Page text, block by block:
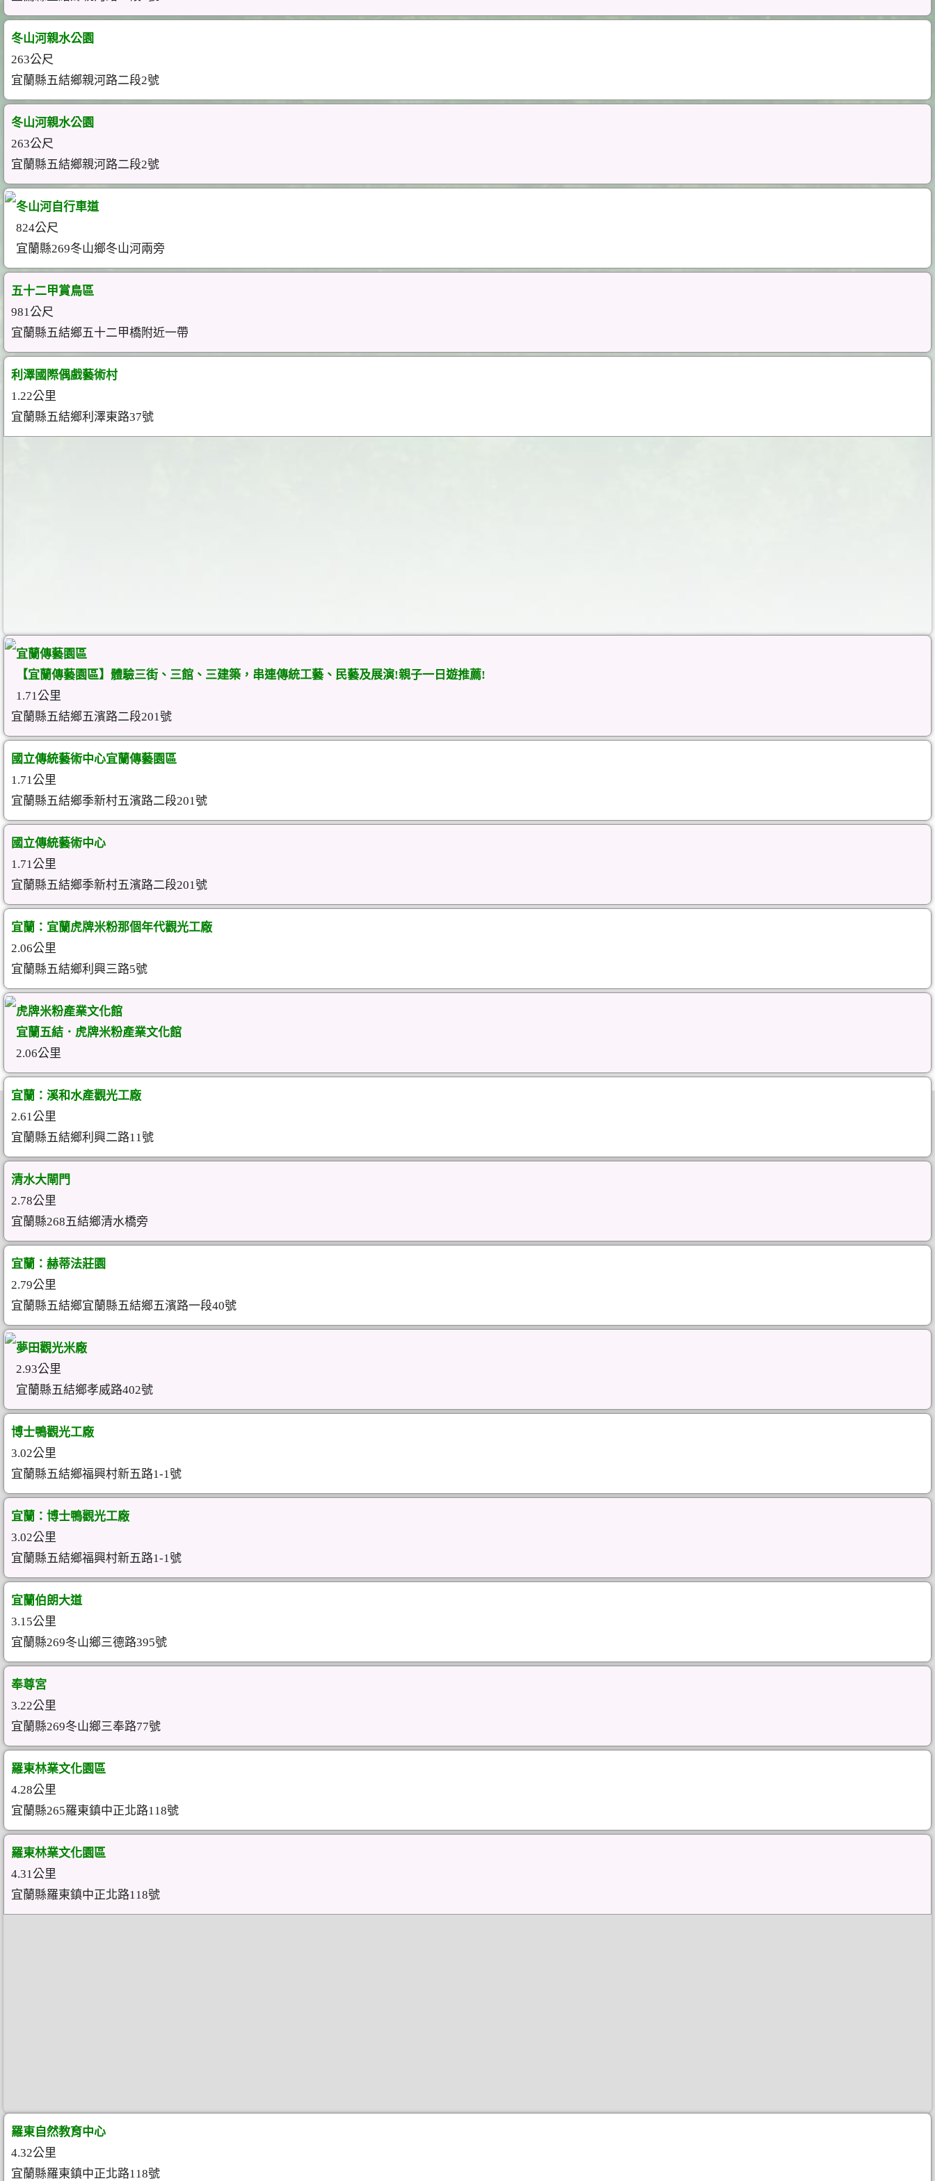
冬山河親水公園
263公尺
宜蘭縣五結鄉親河路二段2號
冬山河親水公園
263公尺
宜蘭縣五結鄉親河路二段2號
冬山河自行車道
824公尺
宜蘭縣269冬山鄉冬山河兩旁
五十二甲賞鳥區
981公尺
宜蘭縣五結鄉五十二甲橋附近一帶
利澤國際偶戲藝術村
1.22公里
宜蘭縣五結鄉利澤東路37號
宜蘭傳藝園區
【宜蘭傳藝園區】體驗三街、三館、三建築，串連傳統工藝、民藝及展演!親子一日遊推薦!
1.71公里
宜蘭縣五結鄉五濱路二段201號
國立傳統藝術中心宜蘭傳藝園區
1.71公里
宜蘭縣五結鄉季新村五濱路二段201號
國立傳統藝術中心
1.71公里
宜蘭縣五結鄉季新村五濱路二段201號
宜蘭：宜蘭虎牌米粉那個年代觀光工廠
2.06公里
宜蘭縣五結鄉利興三路5號
虎牌米粉產業文化館
宜蘭五結．虎牌米粉產業文化館
2.06公里
宜蘭：溪和水產觀光工廠
2.61公里
宜蘭縣五結鄉利興二路11號
清水大閘門
2.78公里
宜蘭縣268五結鄉清水橋旁
宜蘭：赫蒂法莊園
2.79公里
宜蘭縣五結鄉宜蘭縣五結鄉五濱路一段40號
夢田觀光米廠
2.93公里
宜蘭縣五結鄉孝威路402號
博士鴨觀光工廠
3.02公里
宜蘭縣五結鄉福興村新五路1-1號
宜蘭：博士鴨觀光工廠
3.02公里
宜蘭縣五結鄉福興村新五路1-1號
宜蘭伯朗大道
3.15公里
宜蘭縣269冬山鄉三德路395號
奉尊宮
3.22公里
宜蘭縣269冬山鄉三奉路77號
羅東林業文化園區
4.28公里
宜蘭縣265羅東鎮中正北路118號
羅東林業文化園區
4.31公里
宜蘭縣羅東鎮中正北路118號
羅東自然教育中心
4.32公里
宜蘭縣羅東鎮中正北路118號